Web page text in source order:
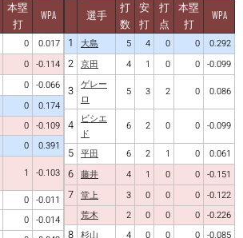
本塁
打
WPA
0 0.017
0 -0.114
0 -0.066
0
0.174
0 -0.109
0 0.391
1
-0.103
0 -0.011
0 -0.014
選手
打
数
安
打
打
点
本塁
打
WPA
1 大島 5 4 0 0 0.292
2 京田 4 1 0 0 -0.099
3 ゲレー
ロ
5 3 2 0 0.086
4
ビシエ
ド
6 2 0 0 -0.099
5 平田 6 2 1 0 0.061
6 藤井 4 1 0 0 -0.151
7 堂上 3 0 0 0 -0.122
荒木
2 0 0 0 -0.226
8